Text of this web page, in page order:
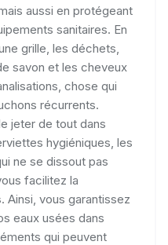
aussi en protégeant
sanitaires. En
grille, les déchets,
savon et les cheveux
chose qui
récurrents.
jeter de tout dans
hygiéniques, les
ne se dissout pas
facilitez la
. Ainsi, vous garantissez
eaux usées dans
qui peuvent